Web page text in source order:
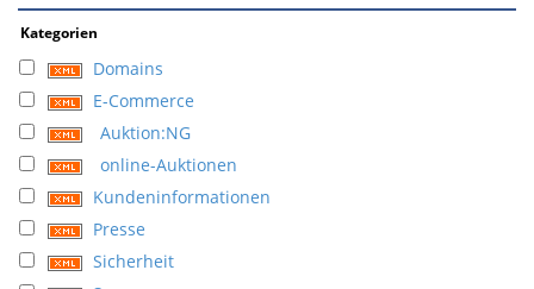
Kategorien
Domains
E-Commerce
Auktion:NG
online-Auktionen
Kundeninformationen
Presse
Sicherheit